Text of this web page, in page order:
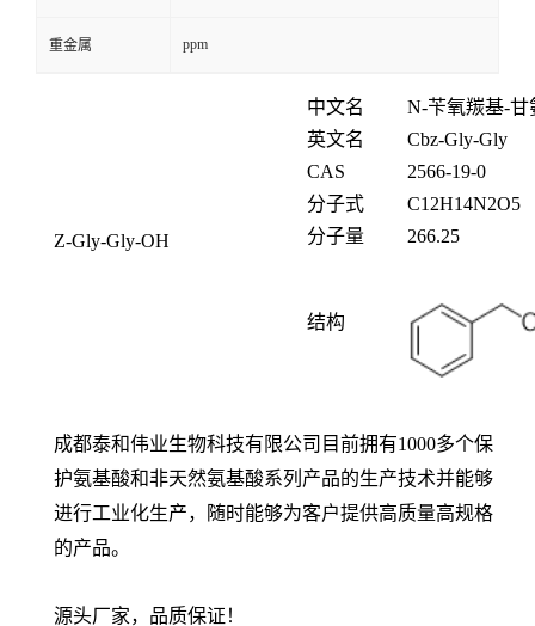
重金属 ppm
Z-Gly-Gly-OH
中文名 N-苄氧羰基-甘
英文名
Cbz-Gly-Gly
CAS
2566-19-0
分子式
C12H14N2O5
分子量
266.25
结构
成都泰和伟业生物科技有限公司目前拥有1000多个保
护氨基酸和非天然氨基酸系列产品的生产技术并能够
进行工业化生产，随时能够为客户提供高质量高规格
的产品。
源头厂家，品质保证！